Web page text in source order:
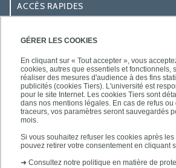
GÉRER LES COOKIES
En cliquant sur « Tout accepter », vous
cookies, autres que essentiels et fonctionnels,
réaliser des mesures d'audience à des fins
publicités (cookies Tiers). L'université est
pour le site Internet. Les cookies Tiers sont
dans nos mentions légales. En cas de refus
traceurs, vos paramètres seront sauvegardés
mois.
Si vous souhaitez refuser les cookies après
pouvez retirer votre consentement en cliquant
➜ Consultez notre politique en matière de
ACCÈS RAPIDES
ACCÈS PRATIQUES
SUIVEZ-NOUS